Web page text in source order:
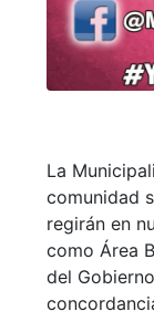
La
comunidad
regirán en
como Área
del